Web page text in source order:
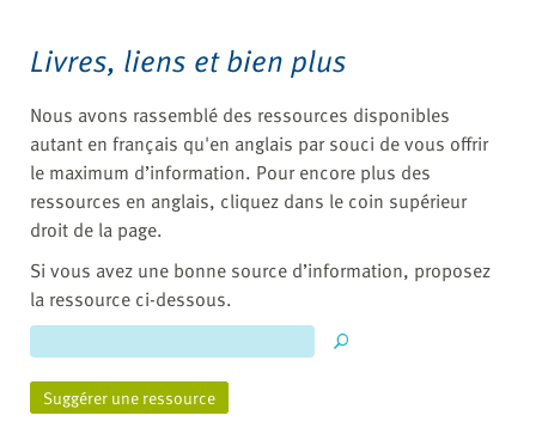
Livres, liens et bien plus
Nous avons rassemblé des ressources disponibles
autant en français qu'en anglais par souci de vous offrir
le maximum d’information. Pour encore plus des
ressources en anglais, cliquez dans le coin supérieur
droit de la page.
Si vous avez une bonne source d’information, proposez
la ressource ci-dessous.
Suggérer une ressource